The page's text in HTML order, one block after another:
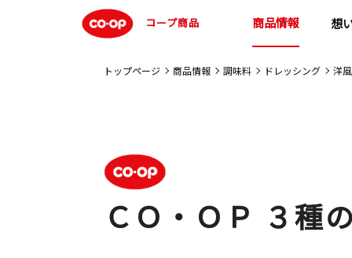
コープ商品 商品情報 想
トップページ 商品情報 調味料 ドレッシング 洋風
ＣＯ・ＯＰ ３種